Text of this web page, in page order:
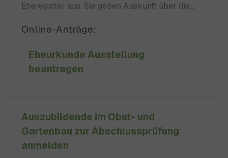
Eheregister aus. Sie geben Auskunft über die
Ehenamen und das Bestehen oder die Auflösung
der Ehe. Zusätzlich enthalten sie folgende
Online-Anträge:
Eheurkunde Ausstellung
beantragen
Auszubildende im Obst- und
Gartenbau zur Abschlussprüfung
anmelden